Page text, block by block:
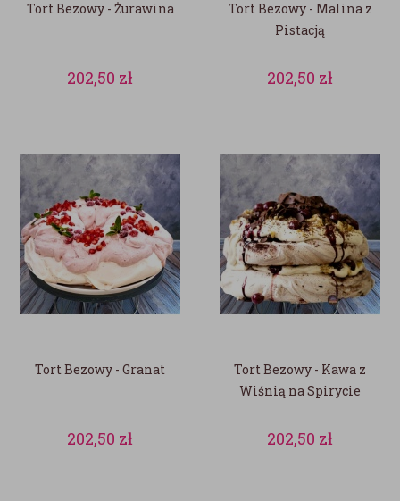
Tort Bezowy - Żurawina
202,50 zł
Tort Bezowy - Malina z
Pistacją
202,50 zł
Tort Bezowy - Granat
202,50 zł
Tort Bezowy - Kawa z
Wiśnią na Spirycie
202,50 zł